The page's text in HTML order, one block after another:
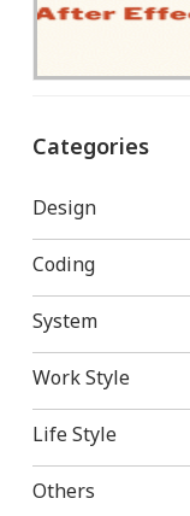
Categories
Design
Coding
System
Work Style
Life Style
Others